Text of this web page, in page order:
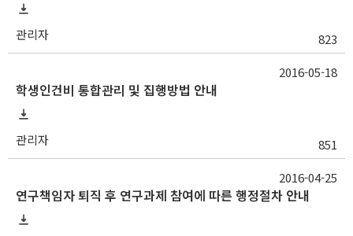
관리자 823
학생인건비 통합관리 및 집행방법 안내
관리자 851
2016-05-18
연구책임자 퇴직 후 연구과제 참여에 따른 행정절차 안내
2016-04-25